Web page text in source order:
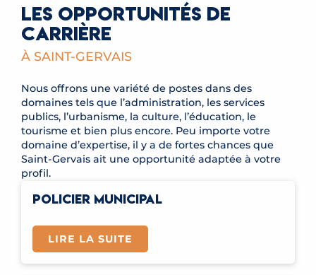
LES OPPORTUNITÉS DE
CARRIÈRE
À SAINT-GERVAIS
Nous offrons une variété de postes dans des
domaines tels que l’administration, les services
publics, l’urbanisme, la culture, l’éducation, le
tourisme et bien plus encore. Peu importe votre
domaine d’expertise, il y a de fortes chances que
Saint-Gervais ait une opportunité adaptée à votre
profil.
POLICIER MUNICIPAL
LIRE LA SUITE